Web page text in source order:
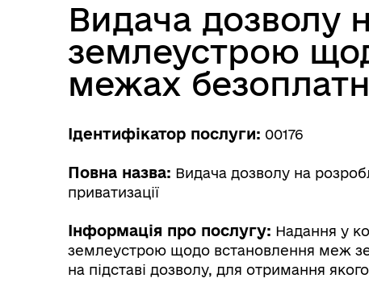
Видача дозволу
землеустрою
межах
Ідентифікатор послуги: 00176
Повна назва: Видача дозволу на
приватизації
Інформація про послугу: Надання у
землеустрою щодо встановлення меж
на підставі дозволу, для отримання